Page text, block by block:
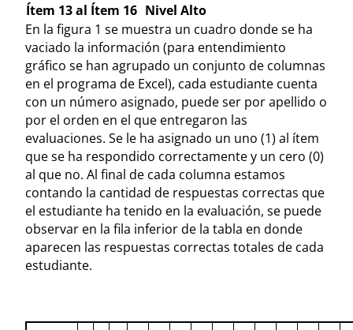
Ítem 13 al Ítem 16 Nivel Alto
En la figura 1 se muestra un cuadro donde se ha
vaciado la información (para entendimiento
gráfico se han agrupado un conjunto de columnas
en el programa de Excel), cada estudiante cuenta
con un número asignado, puede ser por apellido o
por el orden en el que entregaron las
evaluaciones. Se le ha asignado un uno (1) al ítem
que se ha respondido correctamente y un cero (0)
al que no. Al final de cada columna estamos
contando la cantidad de respuestas correctas que
el estudiante ha tenido en la evaluación, se puede
observar en la fila inferior de la tabla en donde
aparecen las respuestas correctas totales de cada
estudiante.